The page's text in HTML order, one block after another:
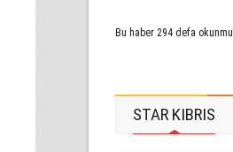
Bu haber 294 defa
STAR KIBRIS